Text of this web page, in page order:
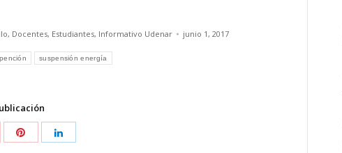
, Docentes, Estudiantes, Informativo Udenar junio 1, 2017
suspensión energía